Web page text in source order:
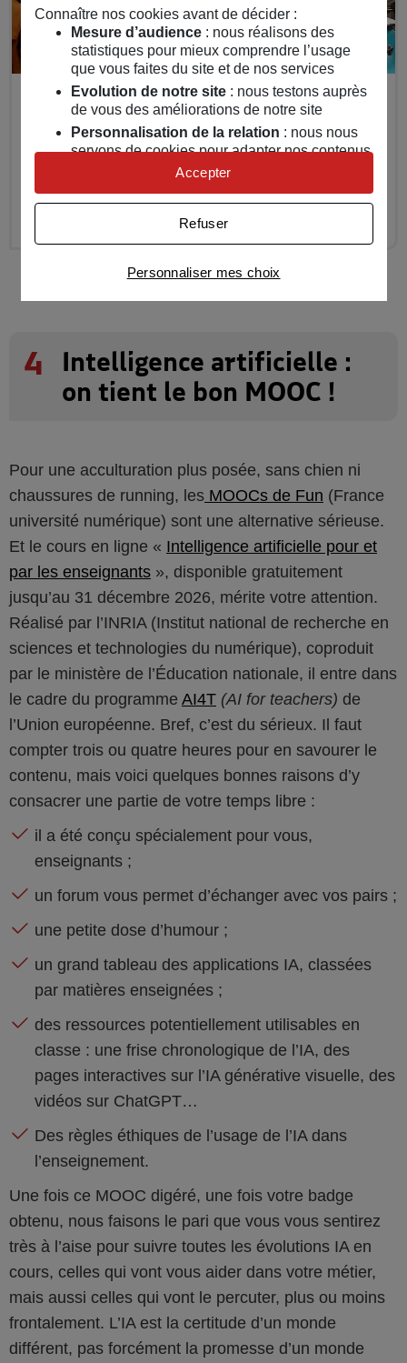
Acteur majeur de la formation des enseignants,
le réseau Canopé a multiplié les formations à
l'Intelligence artificielle depuis le « choc
ChatGPT » (l’accès à la version gratuite de cet
agent conversationnel en novembre 2022).
Crédits : Radio France - Béatrice Dugué
4
Intelligence artificielle :
on tient le bon MOOC !
Pour une acculturation plus posée, sans chien ni
chaussures de running, les MOOCs de Fun (France
université numérique) sont une alternative sérieuse.
Et le cours en ligne « Intelligence artificielle pour et
par les enseignants », disponible gratuitement
jusqu’au 31 décembre 2026, mérite votre attention.
Réalisé par l’INRIA (Institut national de recherche en
sciences et technologies du numérique), coproduit
par le ministère de l’Éducation nationale, il entre dans
le cadre du programme AI4T (AI for teachers) de
l’Union européenne. Bref, c’est du sérieux. Il faut
compter trois ou quatre heures pour en savourer le
contenu, mais voici quelques bonnes raisons d’y
consacrer une partie de votre temps libre :
il a été conçu spécialement pour vous,
enseignants ;
un forum vous permet d’échanger avec vos pairs ;
une petite dose d’humour ;
un grand tableau des applications IA, classées
par matières enseignées ;
des ressources potentiellement utilisables en
classe : une frise chronologique de l’IA, des
pages interactives sur l’IA générative visuelle, des
vidéos sur ChatGPT…
Des règles éthiques de l’usage de l’IA dans
l’enseignement.
Une fois ce MOOC digéré, une fois votre badge
obtenu, nous faisons le pari que vous vous sentirez
très à l’aise pour suivre toutes les évolutions IA en
cours, celles qui vont vous aider dans votre métier,
mais aussi celles qui vont le percuter, plus ou moins
frontalement. L’IA est la certitude d’un monde
différent, pas forcément la promesse d’un monde
Connaître nos cookies avant de décider :
Mesure d’audience: nous réalisons des
statistiques pour mieux comprendre l’usage
que vous faites du site et de nos services
Evolution de notre site: nous testons auprès
de vous des améliorations de notre site
Personnalisation de la relation : nous nous
servons de cookies pour adapter nos contenus
et personnaliser nos offres
Univers publicitaire: nous utilisons avec nos
publicités personnalisées
Personnaliser mes choix
Refuser
Accepter